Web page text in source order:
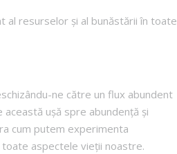
al resurselor și al bunăstării în toate
ne către un flux abundent
ușă spre abundență și
cum putem experimenta
aspectele vieții noastre.